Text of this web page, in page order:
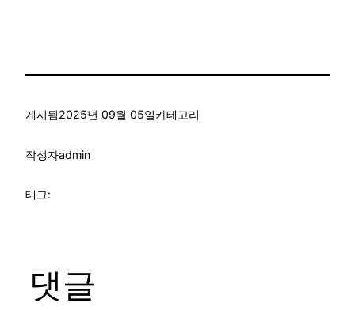
게시됨2025년 09월 05일카테고리
작성자admin
태그:
댓글